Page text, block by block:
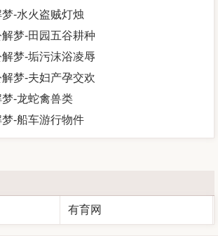
-水火盗贼灯烛
梦-田园五谷耕种
梦-垢污沫浴凌辱
梦-夫妇产孕交欢
-龙蛇禽兽类
-船车游行物件
有育网